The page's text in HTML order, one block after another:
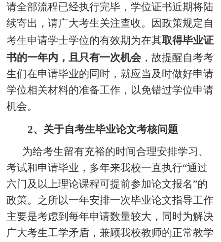
请全部流程已经执行完毕，学位证书近期将陆
续寄出，请广大考生关注查收。
因政策规定自
考生申请学士学位的有效期为在其取得毕业证
书的一年内 ，且只有一次机会，故提醒自考考
生们在申请毕业的同时，就应当及时做好申请
学位相关材料的准备工作，以免错过学位申请
机会。
2、关于自考生毕业论文考核问题
为给考生留有充裕的时间合理安排学习、
考试和申请毕业，多年来我校一直执行“通过
六门及以上理论课程可提前参加论文报名”的
政策。之所以一年安排一次毕业论文指导工作
主要是考虑到每年申请数量较大，同时为解决
广大考生工学矛盾，兼顾我校教师的正常教学